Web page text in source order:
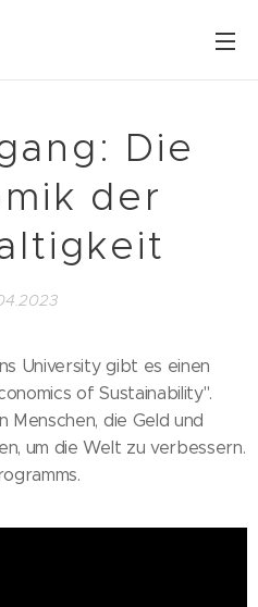
Die
der
University gibt es einen
of Sustainability".
die Geld und
um die Welt zu verbessern.